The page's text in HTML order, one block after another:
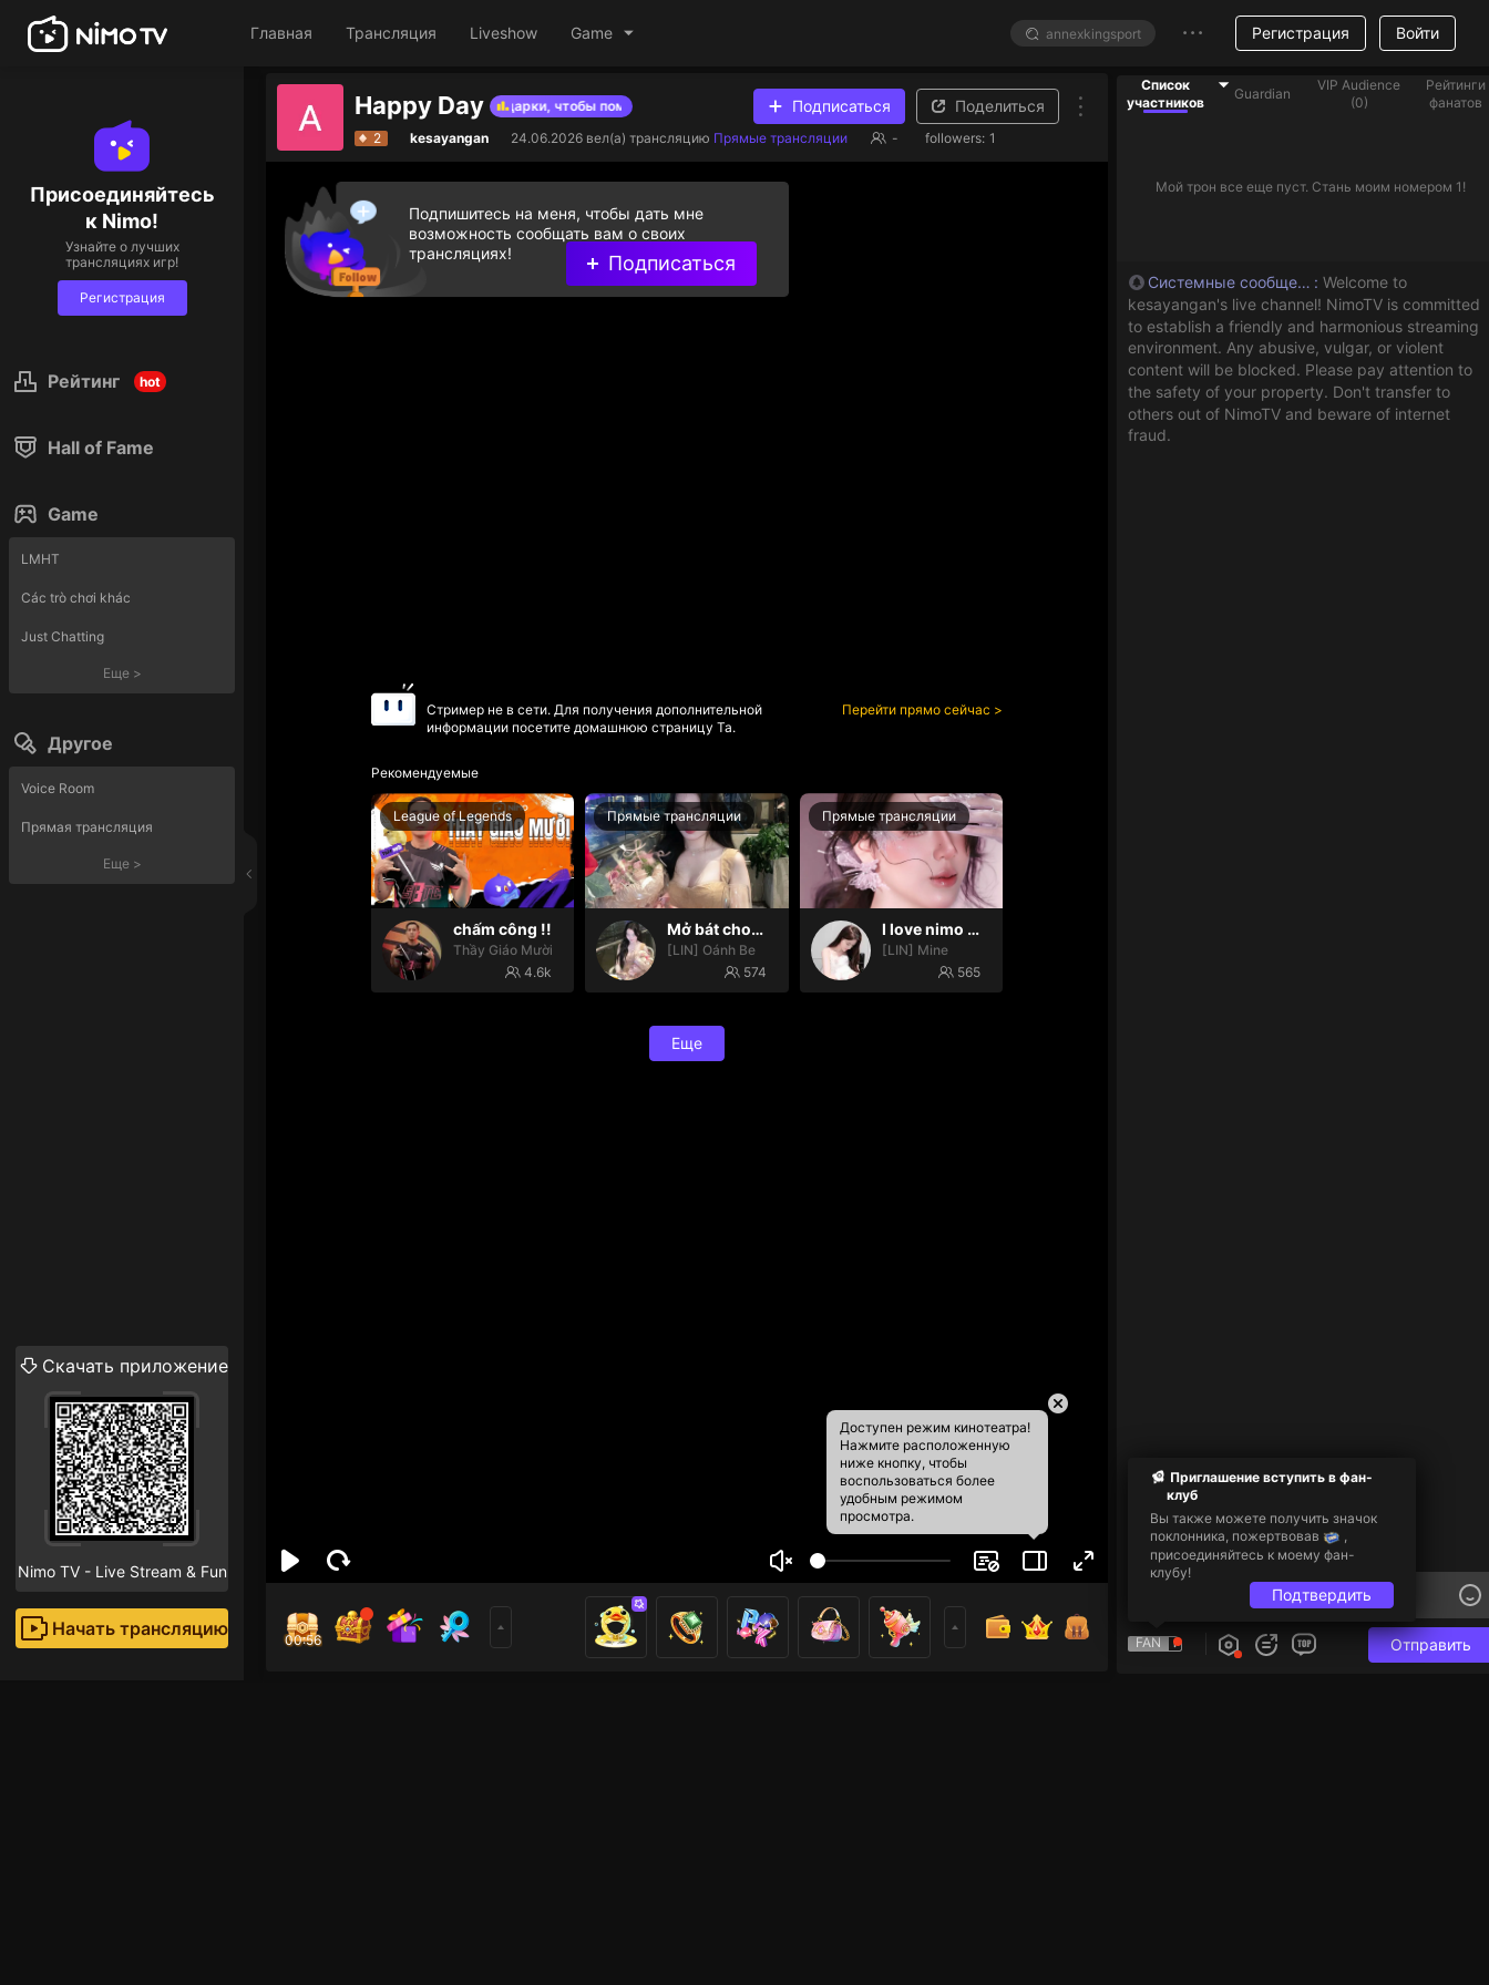
Главная Трансляция Liveshow Game Регистрация Войти
Присоединяйтесь
к Nimo!
Узнайте о лучших
трансляциях игр!
Регистрация
Рейтинг hot
Hall of Fame
Game
LMHT
Các trò chơi khác
Just Chatting
Еще>
Другое
Voice Room
Прямая трансляция
Еще>
Скачать приложение
Nimo TV - Live Stream & Fun
Начать трансляцию
Happy Day
Дарите бриллиантовые подарки, чтобы помочь стримерам из списка Дарите бриллиантовые подарки, чтобы помочь стримерам из списка
Подписаться Поделиться
2 kesayangan 24.06.2026 вел(а) трансляцию Прямые трансляции - followers: 1
Доступен режим кинотеатра!
Нажмите расположенную
ниже кнопку, чтобы
воспользоваться более
удобным режимом
просмотра.
Стример не в сети. Для получения дополнительной
информации посетите домашнюю страницу Та.
Перейти прямо сейчас
Рекомендуемые
League of Legends
chấm công !!
Thầy Giáo Mười
4.6k
Прямые трансляции
Mở bát cho iêm đi😚
[LIN] Oánh Be
574
Прямые трансляции
I love nimo 🫶🏻
[LIN] Mine
565
Еще
00:55
Подпишитесь на меня, чтобы дать мне
возможность сообщать вам о своих
трансляциях!
Подписаться
Список
участников
Guardian
VIP Audience
(0)
Рейтинги
фанатов
Мой трон все еще пуст. Стань моим номером 1!
Системные сообщения : Welcome to
kesayangan's live channel! NimoTV is committed
to establish a friendly and harmonious streaming
environment. Any abusive, vulgar, or violent
content will be blocked. Please pay attention to
the safety of your property. Don't transfer to
others out of NimoTV and beware of internet
fraud.
FAN Отправить
Приглашение вступить в фан-
клуб
Вы также можете получить значок
поклонника, пожертвовав
,
присоединяйтесь к моему фан-
клубу!
Подтвердить